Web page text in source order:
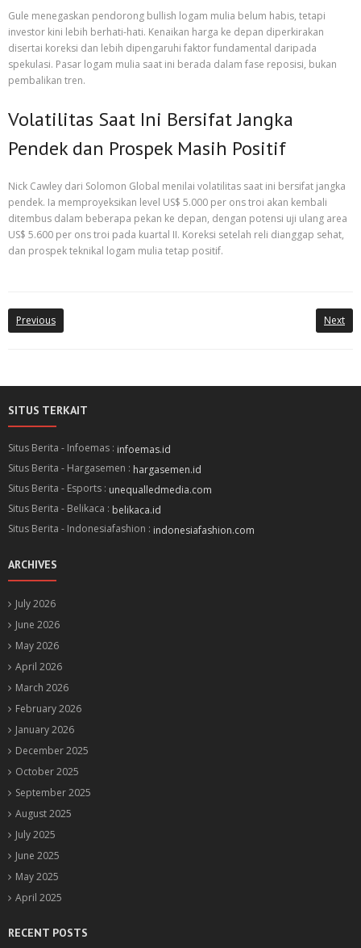
Gule menegaskan pendorong bullish logam mulia belum habis, tetapi
investor kini lebih berhati-hati. Kenaikan harga ke depan diperkirakan
disertai koreksi dan lebih dipengaruhi faktor fundamental daripada
spekulasi. Pasar logam mulia saat ini berada dalam fase reposisi, bukan
pembalikan tren.
Volatilitas Saat Ini Bersifat Jangka
Pendek dan Prospek Masih Positif
Nick Cawley dari Solomon Global menilai volatilitas saat ini bersifat jangka
pendek. Ia memproyeksikan level US$ 5.000 per ons troi akan kembali
ditembus dalam beberapa pekan ke depan, dengan potensi uji ulang area
US$ 5.600 per ons troi pada kuartal II. Koreksi setelah reli dianggap sehat,
dan prospek teknikal logam mulia tetap positif.
Previous Next
SITUS TERKAIT
Situs Berita - Infoemas : infoemas.id
Situs Berita - Hargasemen : hargasemen.id
Situs Berita - Esports : unequalledmedia.com
Situs Berita - Belikaca : belikaca.id
Situs Berita - Indonesiafashion : indonesiafashion.com
ARCHIVES
July 2026
June 2026
May 2026
April 2026
March 2026
February 2026
January 2026
December 2025
October 2025
September 2025
August 2025
July 2025
June 2025
May 2025
April 2025
RECENT POSTS